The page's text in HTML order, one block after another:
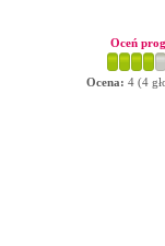
Oceń
Ocena: 4 (4